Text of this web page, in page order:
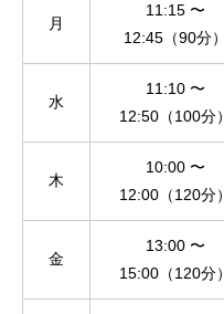
月
11:15 〜
12:45（90分）
水
11:10 〜
12:50（100分）
木
10:00 〜
12:00（120分）
金
13:00 〜
15:00（120分）